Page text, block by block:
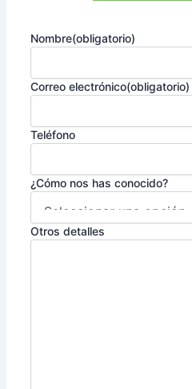
Nombre(obligatorio)
Correo electrónico(obligatorio)
Teléfono
¿Cómo nos has conocido?
Otros detalles